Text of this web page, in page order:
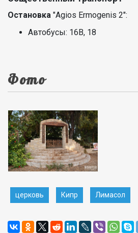
Остановка "Agios Ermogenis 2":
Автобусы: 16B, 18
Фото
церковь Кипр Лимасол